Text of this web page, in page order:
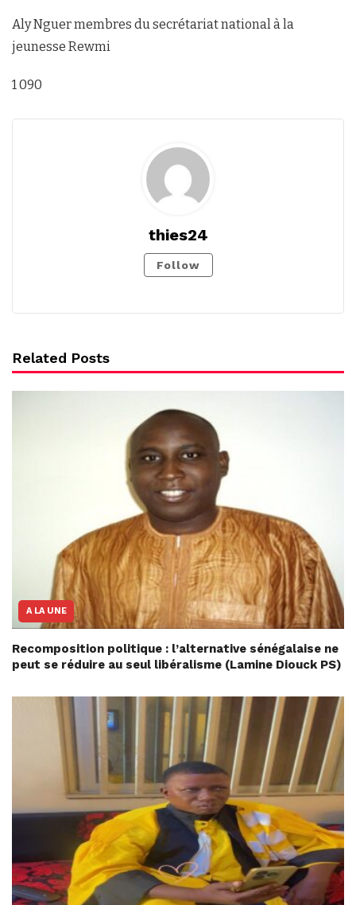
Aly Nguer membres du secrétariat national à la
jeunesse Rewmi
1 090
thies24
Follow
Related Posts
A LA UNE
Recomposition politique : l’alternative sénégalaise ne
peut se réduire au seul libéralisme (Lamine Diouck PS)